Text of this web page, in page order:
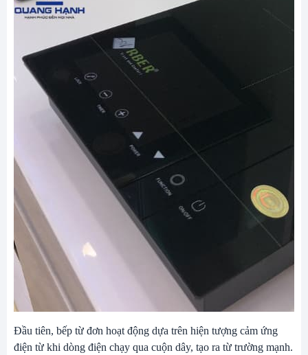
Đầu tiên, bếp từ đơn hoạt động dựa trên hiện tượng cảm ứng
điện từ khi dòng điện chạy qua cuộn dây, tạo ra từ trường mạnh.